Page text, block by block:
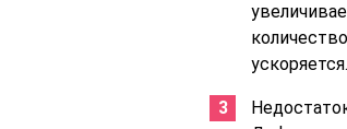
ускоряется.